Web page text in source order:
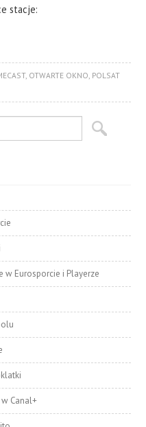
stacje:
, OTWARTE OKNO, POLSAT
Eurosporcie i Playerze
Canal+